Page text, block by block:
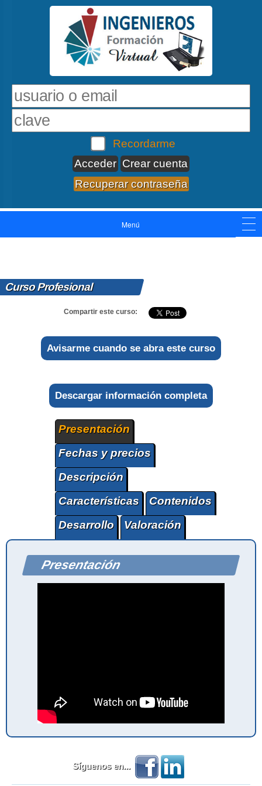
Recordarme
Crear cuenta
Recuperar contraseña
Menú
Curso Profesional
Compartir este curso:
Avisarme cuando se abra este curso
Descargar información completa
Presentación
Fechas y precios
Descripción
Características
Contenidos
Desarrollo
Valoración
Presentación
Síguenos en...